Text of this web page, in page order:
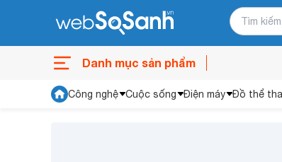
Danh mục sản phẩm
Công nghệ Cuộc sống Điện máy Đồ thể